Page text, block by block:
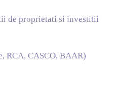
de proprietati si investitii
RCA, CASCO, BAAR)